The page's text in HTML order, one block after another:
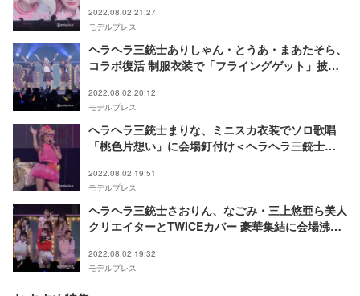
2022.08.02 21:27
モデルプレス
ヘラヘラ三銃士ありしゃん・とうあ・まあたそら、
コラボ復活 制服衣装で「フライングゲット」披露
美々～＞
2022.08.02 20:12
モデルプレス
ヘラヘラ三銃士まりな、ミニスカ衣装でソロ歌唱
「桃色片想い」に会場釘付け＜ヘラヘラ三銃士
2022.08.02 19:51
モデルプレス
ヘラヘラ三銃士さおりん、なごみ・三上悠亜ら美人
クリエイターとTWICEカバー 豪華集結に会場沸く
美々～＞
2022.08.02 19:32
モデルプレス